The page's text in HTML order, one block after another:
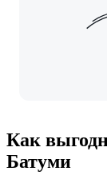
Как
Батуми